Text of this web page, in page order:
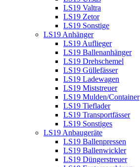
LS19 Valtra
LS19 Zetor
LS19 Sonstige
LS19 Anhänger
LS19 Auflieger
LS19 Ballenanhänger
LS19 Drehschemel
LS19 Güllefässer
LS19 Ladewagen
LS19 Miststreuer
LS19 Mulden/Container
LS19 Tieflader
LS19 Transportfässer
LS19 Sonstiges
LS19 Anbaugeräte
LS19 Ballenpressen
LS19 Ballenwickler
LS19 Düngerstreuer